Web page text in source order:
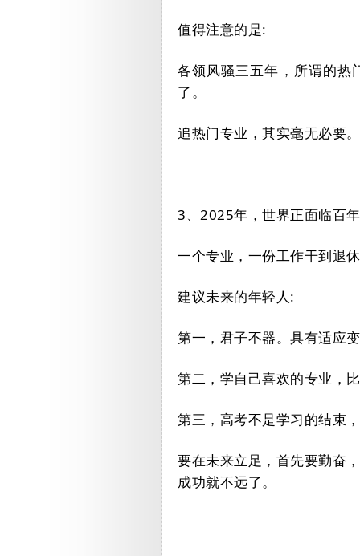
值得注意的是:
各领风骚三五年，所谓的热
了。
追热门专业，其实毫无必要。
3、2025年，世界正面临百
一个专业，一份工作干到退
建议未来的年轻人:
第一，君子不器。具有适应
第二，学自己喜欢的专业，
第三，高考不是学习的结束
要在未来立足，首先要勤奋
成功就不远了。